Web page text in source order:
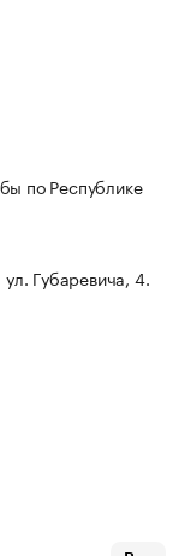
по Республике
Губаревича, 4.